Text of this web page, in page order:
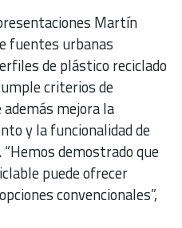
Martín
fuentes urbanas
de plástico reciclado
criterios de
mejora la
y la funcionalidad de
demostrado que
puede ofrecer
convencionales”,